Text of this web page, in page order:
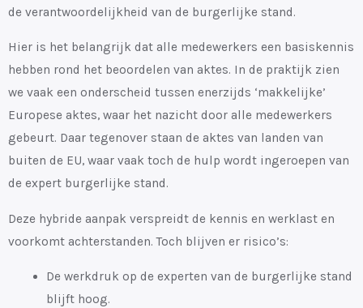
de verantwoordelijkheid van de burgerlijke stand.
Hier is het belangrijk dat alle medewerkers een basiskennis
hebben rond het beoordelen van aktes. In de praktijk zien
we vaak een onderscheid tussen enerzijds ‘makkelijke’
Europese aktes, waar het nazicht door alle medewerkers
gebeurt. Daar tegenover staan de aktes van landen van
buiten de EU, waar vaak toch de hulp wordt ingeroepen van
de expert burgerlijke stand.
Deze hybride aanpak verspreidt de kennis en werklast en
voorkomt achterstanden. Toch blijven er risico’s:
De werkdruk op de experten van de burgerlijke stand
blijft hoog.